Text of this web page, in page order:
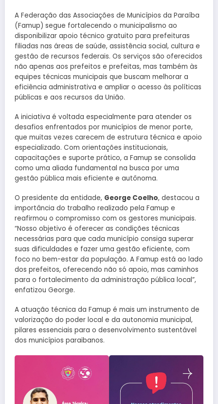
A Federação das Associações de Municípios da Paraíba
(Famup) segue fortalecendo o municipalismo ao
disponibilizar apoio técnico gratuito para prefeituras
filiadas nas áreas de saúde, assistência social, cultura e
gestão de recursos federais. Os serviços são oferecidos
não apenas aos prefeitos e prefeitas, mas também às
equipes técnicas municipais que buscam melhorar a
eficiência administrativa e ampliar o acesso às políticas
públicas e aos recursos da União.
A iniciativa é voltada especialmente para atender os
desafios enfrentados por municípios de menor porte,
que muitas vezes carecem de estrutura técnica e apoio
especializado. Com orientações institucionais,
capacitações e suporte prático, a Famup se consolida
como uma aliada fundamental na busca por uma
gestão pública mais eficiente e autônoma.
O presidente da entidade, George Coelho, destacou a
importância do trabalho realizado pela Famup e
reafirmou o compromisso com os gestores municipais.
“Nosso objetivo é oferecer as condições técnicas
necessárias para que cada município consiga superar
suas dificuldades e fazer uma gestão eficiente, com
foco no bem-estar da população. A Famup está ao lado
dos prefeitos, oferecendo não só apoio, mas caminhos
para o fortalecimento da administração pública local”,
enfatizou George.
A atuação técnica da Famup é mais um instrumento de
valorização do poder local e da autonomia municipal,
pilares essenciais para o desenvolvimento sustentável
dos municípios paraibanos.